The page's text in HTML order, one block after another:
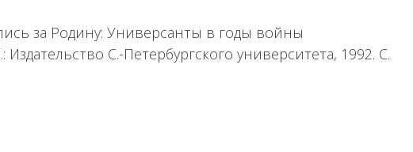
за Родину: Универсанты в годы войны
С.-Петербургского университета, 1992. С.